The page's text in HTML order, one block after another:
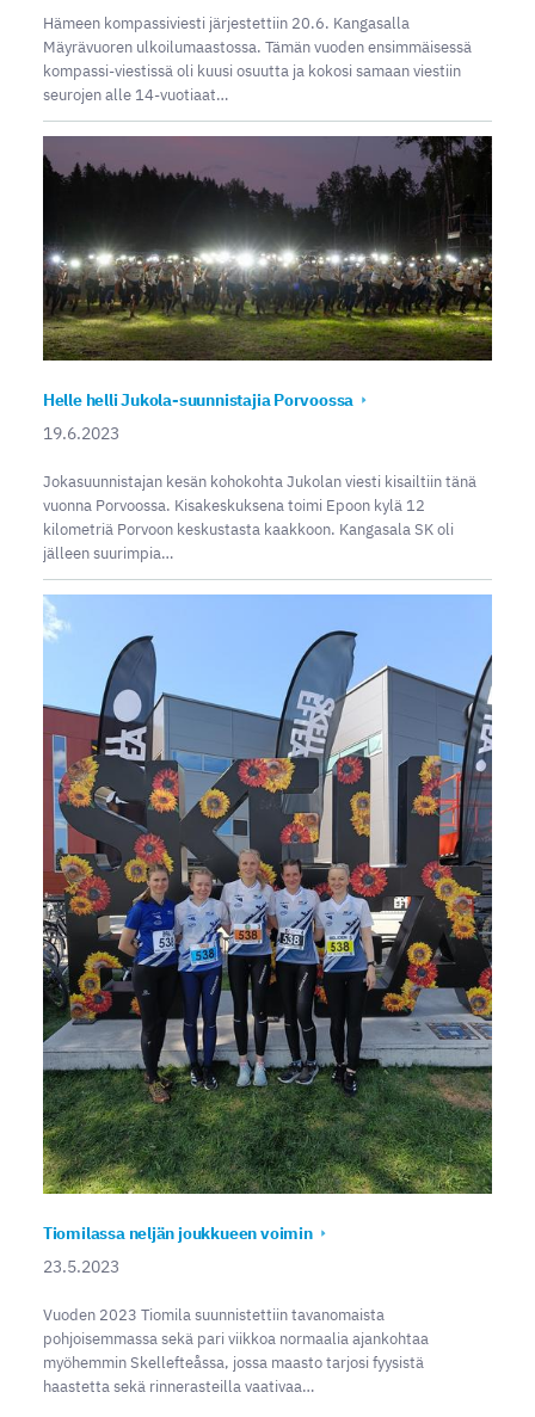
Hämeen kompassiviesti järjestettiin 20.6. Kangasalla
Mäyrävuoren ulkoilumaastossa. Tämän vuoden ensimmäisessä
kompassi-viestissä oli kuusi osuutta ja kokosi samaan viestiin
seurojen alle 14-vuotiaat…
Helle helli Jukola-suunnistajia Porvoossa
19.6.2023
Jokasuunnistajan kesän kohokohta Jukolan viesti kisailtiin tänä
vuonna Porvoossa. Kisakeskuksena toimi Epoon kylä 12
kilometriä Porvoon keskustasta kaakkoon. Kangasala SK oli
jälleen suurimpia…
Tiomilassa neljän joukkueen voimin
23.5.2023
Vuoden 2023 Tiomila suunnistettiin tavanomaista
pohjoisemmassa sekä pari viikkoa normaalia ajankohtaa
myöhemmin Skellefteåssa, jossa maasto tarjosi fyysistä
haastetta sekä rinnerasteilla vaativaa…